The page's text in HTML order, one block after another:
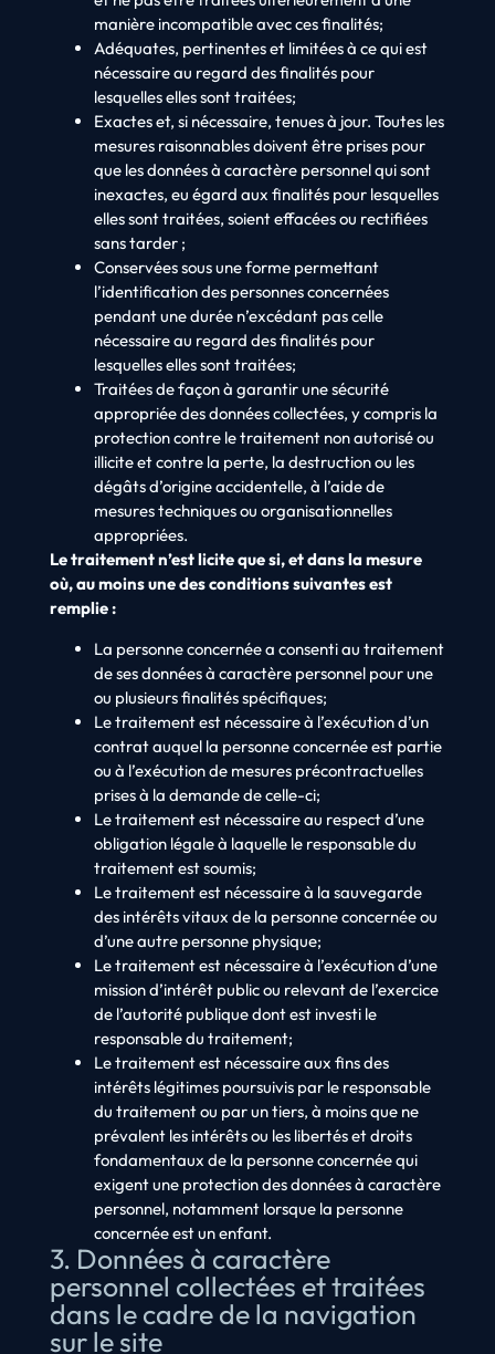
manière incompatible avec ces finalités;
Adéquates, pertinentes et limitées à ce qui est
nécessaire au regard des finalités pour
lesquelles elles sont traitées;
Exactes et, si nécessaire, tenues à jour. Toutes les
mesures raisonnables doivent être prises pour
que les données à caractère personnel qui sont
inexactes, eu égard aux finalités pour lesquelles
elles sont traitées, soient effacées ou rectifiées
sans tarder ;
Conservées sous une forme permettant
l’identification des personnes concernées
pendant une durée n’excédant pas celle
nécessaire au regard des finalités pour
lesquelles elles sont traitées;
Traitées de façon à garantir une sécurité
appropriée des données collectées, y compris la
protection contre le traitement non autorisé ou
illicite et contre la perte, la destruction ou les
dégâts d’origine accidentelle, à l’aide de
mesures techniques ou organisationnelles
appropriées.
Le traitement n’est licite que si, et dans la mesure
où, au moins une des conditions suivantes est
remplie :
La personne concernée a consenti au traitement
de ses données à caractère personnel pour une
ou plusieurs finalités spécifiques;
Le traitement est nécessaire à l’exécution d’un
contrat auquel la personne concernée est partie
ou à l’exécution de mesures précontractuelles
prises à la demande de celle-ci;
Le traitement est nécessaire au respect d’une
obligation légale à laquelle le responsable du
traitement est soumis;
Le traitement est nécessaire à la sauvegarde
des intérêts vitaux de la personne concernée ou
d’une autre personne physique;
Le traitement est nécessaire à l’exécution d’une
mission d’intérêt public ou relevant de l’exercice
de l’autorité publique dont est investi le
responsable du traitement;
Le traitement est nécessaire aux fins des
intérêts légitimes poursuivis par le responsable
du traitement ou par un tiers, à moins que ne
prévalent les intérêts ou les libertés et droits
fondamentaux de la personne concernée qui
exigent une protection des données à caractère
personnel, notamment lorsque la personne
concernée est un enfant.
3. Données à caractère
personnel collectées et traitées
dans le cadre de la navigation
sur le site